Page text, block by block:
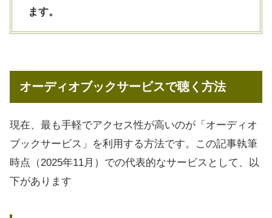
ます。
オーディオブックサービスで聴く方法
現在、最も手軽でアクセス性が高いのが「オーディオ
ブックサービス」を利用する方法です。この記事執筆
時点（2025年11月）での代表的なサービスとして、以
下があります